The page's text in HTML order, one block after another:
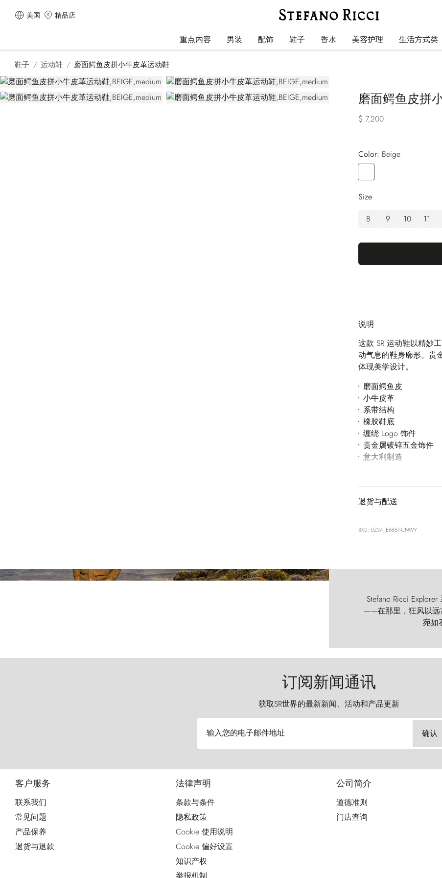
美国 精品店
重点内容 男装 配饰 鞋子 香水 美容护理 生活方式类
鞋子 运动鞋 磨面鳄鱼皮拼小牛皮革运动鞋
磨面鳄鱼皮拼
$ 7,200
Color:
beige
Size
8
9 10 11
说明
这款 SR 运动鞋以精妙
动气息的鞋身廓形。贵
体现美学设计。
磨面鳄鱼皮
小牛皮革
系带结构
橡胶鞋底
缠绕 Logo 饰件
贵金属镀锌五金饰件
意大利制造
退货与配送
SKU: UZ34_E6651-CNWY
Stefano Ricci
——在那里，狂风以远
宛如
订阅新闻通讯
获取SR世界的最新新闻、活动和产品更新
输入您的电子邮件地址 确认
客户服务
联系我们
常见问题
产品保养
退货与退款
法律声明
条款与条件
隐私政策
Cookie 使用说明
Cookie 偏好设置
知识产权
公司简介
道德准则
门店查询